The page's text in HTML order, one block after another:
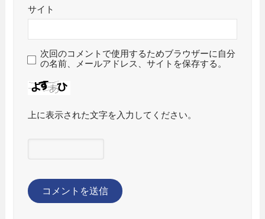
サイト
次回のコメントで使用するためブラウザーに自分
の名前、メールアドレス、サイトを保存する。
上に表示された文字を入力してください。